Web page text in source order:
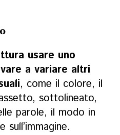
usare uno
a variare altri
, come il colore, il
sottolineato,
parole, il modo in